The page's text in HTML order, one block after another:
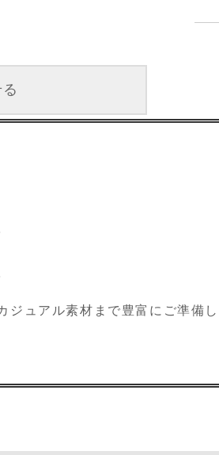
ジュアル素材まで豊富にご準備